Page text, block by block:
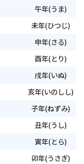
午年(うま)
未年(ひつじ)
申年(さる)
酉年(とり)
戌年(いぬ)
亥年(いのしし)
子年(ねずみ)
丑年(うし)
寅年(とら)
卯年(うさぎ)